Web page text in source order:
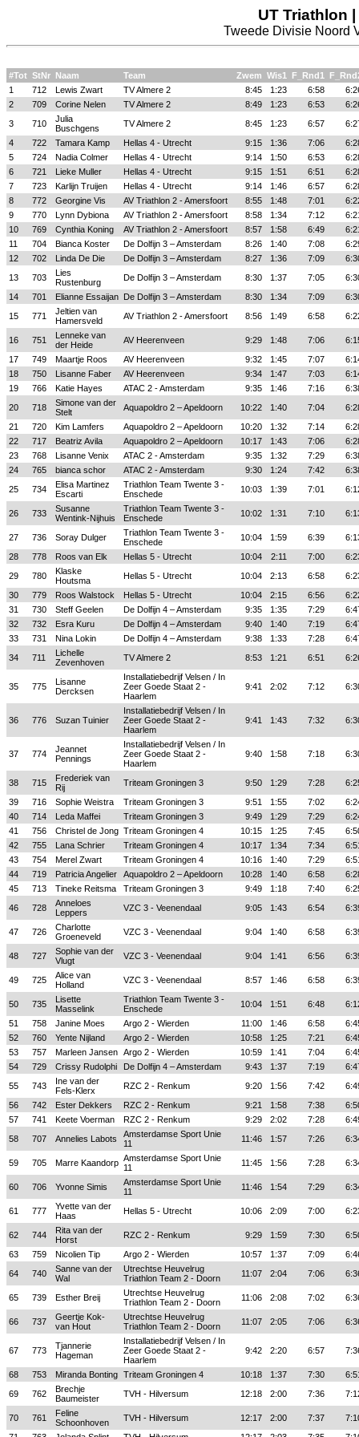
UT Triathlon
Tweede Divisie Noord
#Tot StNr Naam Team Zwem Wis1 F_Rnd1
1
712 Lewis Zwart TV Almere 2 8:45 1:23 6:58
2
709 Corine Nelen TV Almere 2 8:49 1:23 6:53
3
710
Julia
Buschgens
TV Almere 2 8:45 1:23 6:57
4
722 Tamara Kamp Hellas 4 - Utrecht 9:15 1:36 7:06
5
724 Nadia Colmer Hellas 4 - Utrecht 9:14 1:50 6:53
6
721 Lieke Muller Hellas 4 - Utrecht 9:15 1:51 6:51
7
723 Karlijn Truijen Hellas 4 - Utrecht 9:14 1:46 6:57
8
772 Georgine Vis AV Triathlon 2 - Amersfoort 8:55 1:48 7:01
9
770 Lynn Dybiona AV Triathlon 2 - Amersfoort 8:58 1:34 7:12
10
769 Cynthia Koning AV Triathlon 2 - Amersfoort 8:57 1:58 6:49
11
704 Bianca Koster De Dolfijn 3 – Amsterdam 8:26 1:40 7:08
12
702 Linda De Die De Dolfijn 3 – Amsterdam 8:27 1:36 7:09
13
703
Lies
Rustenburg
De Dolfijn 3 – Amsterdam 8:30 1:37 7:05
14
701 Elianne Essaijan De Dolfijn 3 – Amsterdam 8:30 1:34 7:09
15
771
Jeltien van
Hamersveld
AV Triathlon 2 - Amersfoort 8:56 1:49 6:58
16 751
Lenneke van
der Heide
AV Heerenveen 9:29 1:48 7:06
17
749 Maartje Roos AV Heerenveen 9:32 1:45 7:07
18
750 Lisanne Faber AV Heerenveen 9:34 1:47 7:03
19
766 Katie Hayes ATAC 2 - Amsterdam 9:35 1:46 7:16
20
718
Simone van der
Stelt
Aquapoldro 2 – Apeldoorn 10:22 1:40 7:04
21
720 Kim Lamfers Aquapoldro 2 – Apeldoorn 10:20 1:32 7:14
22
717 Beatriz Avila Aquapoldro 2 – Apeldoorn 10:17 1:43 7:06
23
768 Lisanne Venix ATAC 2 - Amsterdam 9:35 1:32 7:29
24
765 bianca schor ATAC 2 - Amsterdam 9:30 1:24 7:42
25
734
Elisa Martinez
Escarti
Triathlon Team Twente 3 -
Enschede
10:03 1:39 7:01
26 733
Susanne
Wentink-Nijhuis
Triathlon Team Twente 3 -
Enschede
10:02 1:31 7:10
27 736 Soray Dulger
Triathlon Team Twente 3 -
Enschede
10:04 1:59 6:39
28
778 Roos van Elk Hellas 5 - Utrecht 10:04 2:11 7:00
29
780
Klaske
Houtsma
Hellas 5 - Utrecht 10:04 2:13 6:58
30
779 Roos Walstock Hellas 5 - Utrecht 10:04 2:15 6:56
31
730 Steff Geelen De Dolfijn 4 – Amsterdam 9:35 1:35 7:29
32
732 Esra Kuru De Dolfijn 4 – Amsterdam 9:40 1:40 7:19
33
731 Nina Lokin De Dolfijn 4 – Amsterdam 9:38 1:33 7:28
34
711
Lichelle
Zevenhoven
TV Almere 2 8:53 1:21 6:51
35 775
Lisanne
Dercksen
Installatiebedrijf Velsen / In
Zeer Goede Staat 2 -
Haarlem
9:41 2:02 7:12
36 776 Suzan Tuinier
Installatiebedrijf Velsen / In
Zeer Goede Staat 2 -
Haarlem
9:41 1:43 7:32
37 774
Jeannet
Pennings
Installatiebedrijf Velsen / In
Zeer Goede Staat 2 -
Haarlem
9:40 1:58 7:18
38 715
Frederiek van
Rij
Triteam Groningen 3 9:50 1:29 7:28
39
716 Sophie Weistra Triteam Groningen 3 9:51 1:55 7:02
40
714 Leda Maffei Triteam Groningen 3 9:49 1:29 7:29
41
756 Christel de Jong Triteam Groningen 4 10:15 1:25 7:45
42
755 Lana Schrier Triteam Groningen 4 10:17 1:34 7:34
43
754 Merel Zwart Triteam Groningen 4 10:16 1:40 7:29
44
719 Patricia Angelier Aquapoldro 2 – Apeldoorn 10:28 1:40 6:58
45
713 Tineke Reitsma Triteam Groningen 3 9:49 1:18 7:40
46
728
Anneloes
Leppers
VZC 3 - Veenendaal 9:05 1:43 6:54
47 726
Charlotte
Groeneveld
VZC 3 - Veenendaal 9:04 1:40 6:58
48 727
Sophie van der
Vlugt
VZC 3 - Veenendaal 9:04 1:41 6:56
49 725
Alice van
Holland
VZC 3 - Veenendaal 8:57 1:46 6:58
50 735
Lisette
Masselink
Triathlon Team Twente 3 -
Enschede
10:04 1:51 6:48
51
758 Janine Moes Argo 2 - Wierden 11:00 1:46 6:58
52
760 Yente Nijland Argo 2 - Wierden 10:58 1:25 7:21
53
757 Marleen Jansen Argo 2 - Wierden 10:59 1:41 7:04
54
729 Crissy Rudolphi De Dolfijn 4 – Amsterdam 9:43 1:37 7:19
55
743
Ine van der
Fels-Klerx
RZC 2 - Renkum 9:20 1:56 7:42
56
742 Ester Dekkers RZC 2 - Renkum 9:21 1:58 7:38
57
741 Keete Voerman RZC 2 - Renkum 9:29 2:02 7:28
58
707 Annelies Labots
Amsterdamse Sport Unie
11
11:46 1:57 7:26
59 705 Marre Kaandorp Amsterdamse Sport Unie
11
11:45 1:56 7:28
60 706 Yvonne Simis
Amsterdamse Sport Unie
11
11:46 1:54 7:29
61 777
Yvette van der
Haas
Hellas 5 - Utrecht 10:06 2:09 7:00
62 744
Rita van der
Horst
RZC 2 - Renkum 9:29 1:59 7:30
63
759 Nicolien Tip Argo 2 - Wierden 10:57 1:37 7:09
64
740
Sanne van der
Wal
Utrechtse Heuvelrug
Triathlon Team 2 - Doorn
11:07 2:04 7:06
65 739 Esther Breij
Utrechtse Heuvelrug
Triathlon Team 2 - Doorn
11:06 2:08 7:02
66 737
Geertje Kok-
van Hout
Utrechtse Heuvelrug
Triathlon Team 2 - Doorn
11:07 2:05 7:06
67 773
Tjannerie
Hageman
Installatiebedrijf Velsen / In
Zeer Goede Staat 2 -
Haarlem
9:42 2:20 6:57
68 753 Miranda Bonting Triteam Groningen 4 10:18 1:37 7:30
69
762
Brechje
Baumeister
TVH - Hilversum 12:18 2:00 7:36
70 761
Feline
Schoonhoven
TVH - Hilversum 12:17 2:00 7:37